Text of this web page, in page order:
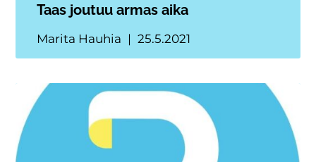
Taas joutuu armas aika
Marita Hauhia 25.5.2021